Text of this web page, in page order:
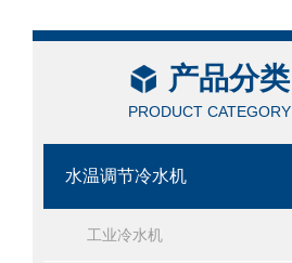
产品分类
PRODUCT CATEGORY
水温调节冷水机
工业冷水机